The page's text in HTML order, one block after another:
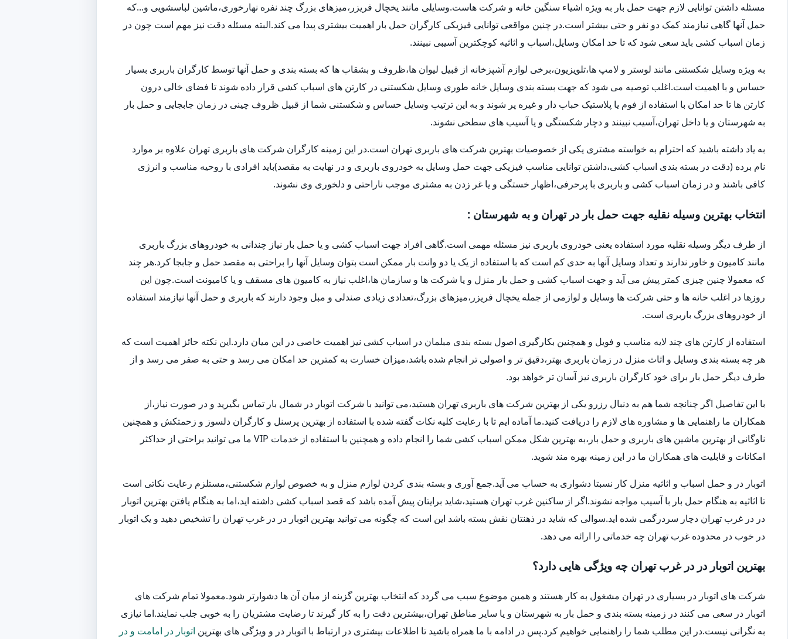
مسئله داشتن توانایی لازم جهت حمل بار به ویژه اشیاء سنگین خانه و شرکت هاست.وسایلی مانند یخچال فریزر،میزهای بزرگ چند نفره نهارخوری،ماشین لباسشویی و...که
حمل آنها گاهی نیازمند کمک دو نفر و حتی بیشتر است.در چنین مواقعی توانایی فیزیکی کارگران حمل بار اهمیت بیشتری پیدا می کند.البته مسئله دقت نیز مهم است چون در
زمان اسباب کشی باید سعی شود که تا حد امکان وسایل،اسباب و اثاثیه کوچکترین آسیبی نبینند.
به ویژه وسایل شکستنی مانند لوستر و لامپ ها،تلویزیون،برخی لوازم آشپزخانه از قبیل لیوان ها،ظروف و بشقاب ها که بسته بندی و حمل آنها توسط کارگران باربری بسیار
حساس و با اهمیت است.اغلب توصیه می شود که جهت بسته بندی وسایل خانه طوری وسایل شکستنی در کارتن های اسباب کشی قرار داده شوند تا فضای خالی درون
کارتن ها تا حد امکان با استفاده از فوم یا پلاستیک حباب دار و غیره پر شوند و به این ترتیب وسایل حساس و شکستنی شما از قبیل ظروف چینی در زمان جابجایی و حمل بار
به شهرستان و یا داخل تهران،آسیب نبینند و دچار شکستگی و یا آسیب های سطحی نشوند.
به یاد داشته باشید که احترام به خواسته مشتری یکی از خصوصیات بهترین شرکت های باربری تهران است.در این زمینه کارگران شرکت های باربری تهران علاوه بر موارد
نام برده (دقت در بسته بندی اسباب کشی،داشتن توانایی مناسب فیزیکی جهت حمل وسایل به خودروی باربری و در نهایت به مقصد)باید افرادی با روحیه مناسب و انرژی
کافی باشند و در زمان اسباب کشی و باربری با پرحرفی،اظهار خستگی و یا غر زدن به مشتری موجب ناراحتی و دلخوری وی نشوند.
انتخاب بهترین وسیله نقلیه جهت حمل بار در تهران و به شهرستان :
از طرف دیگر وسیله نقلیه مورد استفاده یعنی خودروی باربری نیز مسئله مهمی است.گاهی افراد جهت اسباب کشی و یا حمل بار نیاز چندانی به خودروهای بزرگ باربری
مانند کامیون و خاور ندارند و تعداد وسایل آنها به حدی کم است که با استفاده از یک یا دو وانت بار ممکن است بتوان وسایل آنها را براحتی به مقصد حمل و جابجا کرد.هر چند
که معمولا چنین چیزی کمتر پیش می آید و جهت اسباب کشی و حمل بار منزل و یا شرکت ها و سازمان ها،اغلب نیاز به کامیون های مسقف و یا کامیونت است.چون این
روزها در اغلب خانه ها و حتی شرکت ها وسایل و لوازمی از جمله یخچال فریزر،میزهای بزرگ،تعدادی زیادی صندلی و مبل وجود دارند که باربری و حمل آنها نیازمند استفاده
از خودروهای بزرگ باربری است.
استفاده از کارتن های چند لایه مناسب و فویل و همچنین بکارگیری اصول بسته بندی مبلمان در اسباب کشی نیز اهمیت خاصی در این میان دارد.این نکته حائز اهمیت است که
هر چه بسته بندی وسایل و اثاث منزل در زمان باربری بهتر،دقیق تر و اصولی تر انجام شده باشد،میزان خسارت به کمترین حد امکان می رسد و حتی به صفر می رسد و از
طرف دیگر حمل بار برای خود کارگران باربری نیز آسان تر خواهد بود.
با این تفاصیل اگر چنانچه شما هم به دنبال رزرو یکی از بهترین شرکت های باربری تهران هستید،می توانید با شرکت اتوبار در شمال بار تماس بگیرید و در صورت نیاز،از
همکاران ما راهنمایی ها و مشاوره های لازم را دریافت کنید.ما آماده ایم تا با رعایت کلیه نکات گفته شده با استفاده از بهترین پرسنل و کارگران دلسوز و زحمتکش و همچنین
ناوگانی از بهترین ماشین های باربری و حمل بار،به بهترین شکل ممکن اسباب کشی شما را انجام داده و همچنین با استفاده از خدمات VIP ما می توانید براحتی از حداکثر
امکانات و قابلیت های همکاران ما در این زمینه بهره مند شوید.
اتوبار در و حمل اسباب و اثاثیه منزل کار نسبتا دشواری به حساب می آید.جمع آوری و بسته بندی کردن لوازم منزل و به خصوص لوازم شکستنی،مستلزم رعایت نکاتی است
تا اثاثیه به هنگام حمل بار با آسیب مواجه نشوند.اگر از ساکنین غرب تهران هستید،شاید برایتان پیش آمده باشد که قصد اسباب کشی داشته اید،اما به هنگام یافتن بهترین اتوبار
در در غرب تهران دچار سردرگمی شده اید.سوالی که شاید در ذهنتان نقش بسته باشد این است که چگونه می توانید بهترین اتوبار در در غرب تهران را تشخیص دهید و یک اتوبار
در خوب در محدوده غرب تهران چه خدماتی را ارائه می دهد.
بهترین اتوبار در در غرب تهران چه ویژگی هایی دارد؟
شرکت های اتوبار در بسیاری در تهران مشغول به کار هستند و همین موضوع سبب می گردد که انتخاب بهترین گزینه از میان آن ها دشوارتر شود.معمولا تمام شرکت های
اتوبار در سعی می کنند در زمینه بسته بندی و حمل بار به شهرستان و یا سایر مناطق تهران،بیشترین دقت را به کار گیرند تا رضایت مشتریان را به خوبی جلب نمایند.اما نیازی
به نگرانی نیست.در این مطلب شما را راهنمایی خواهیم کرد.پس در ادامه با ما همراه باشید تا اطلاعات بیشتری در ارتباط با اتوبار در و ویژگی های بهترین اتوبار در امامت و در